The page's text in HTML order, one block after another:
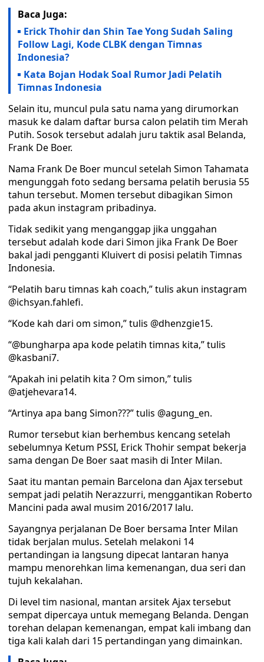
Baca Juga:
Erick Thohir dan Shin Tae Yong Sudah Saling
Follow Lagi, Kode CLBK dengan Timnas
Indonesia?
Kata Bojan Hodak Soal Rumor Jadi Pelatih
Timnas Indonesia
Selain itu, muncul pula satu nama yang dirumorkan
masuk ke dalam daftar bursa calon pelatih tim Merah
Putih. Sosok tersebut adalah juru taktik asal Belanda,
Frank De Boer.
Nama Frank De Boer muncul setelah Simon Tahamata
mengunggah foto sedang bersama pelatih berusia 55
tahun tersebut. Momen tersebut dibagikan Simon
pada akun instagram pribadinya.
Tidak sedikit yang menganggap jika unggahan
tersebut adalah kode dari Simon jika Frank De Boer
bakal jadi pengganti Kluivert di posisi pelatih Timnas
Indonesia.
“Pelatih baru timnas kah coach,” tulis akun instagram
@ichsyan.fahlefi.
“Kode kah dari om simon,” tulis @dhenzgie15.
“@bungharpa apa kode pelatih timnas kita,” tulis
@kasbani7.
“Apakah ini pelatih kita ? Om simon,” tulis
@atjehevara14.
“Artinya apa bang Simon???” tulis @agung_en.
Rumor tersebut kian berhembus kencang setelah
sebelumnya Ketum PSSI, Erick Thohir sempat bekerja
sama dengan De Boer saat masih di Inter Milan.
Saat itu mantan pemain Barcelona dan Ajax tersebut
sempat jadi pelatih Nerazzurri, menggantikan Roberto
Mancini pada awal musim 2016/2017 lalu.
Sayangnya perjalanan De Boer bersama Inter Milan
tidak berjalan mulus. Setelah melakoni 14
pertandingan ia langsung dipecat lantaran hanya
mampu menorehkan lima kemenangan, dua seri dan
tujuh kekalahan.
Di level tim nasional, mantan arsitek Ajax tersebut
sempat dipercaya untuk memegang Belanda. Dengan
torehan delapan kemenangan, empat kali imbang dan
tiga kali kalah dari 15 pertandingan yang dimainkan.